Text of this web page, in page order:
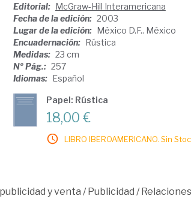
Editorial: McGraw-Hill Interamericana
Fecha de la edición: 2003
Lugar de la edición: México D.F.. México
Encuadernación: Rústica
Medidas: 23 cm
Nº Pág.: 257
Idiomas: Español
Papel: Rústica
18,00 €
LIBRO IBEROAMERICANO. Sin
y venta /Publicidad /